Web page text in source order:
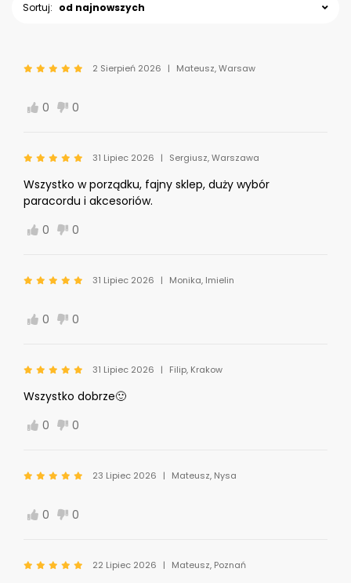
Sortuj: od najnowszych
2 Sierpień 2026 Mateusz, Warsaw
0 0
31 Lipiec 2026 Sergiusz, Warszawa
Wszystko w porządku, fajny sklep, duży wybór
paracordu i akcesoriów.
0
0
31 Lipiec 2026 Monika, Imielin
0 0
31 Lipiec 2026 Filip, Krakow
Wszystko dobrze🙂
0
0
23 Lipiec 2026 Mateusz, Nysa
0 0
22 Lipiec 2026 Mateusz, Poznań